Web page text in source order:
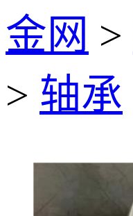
金网 >
> 轴承